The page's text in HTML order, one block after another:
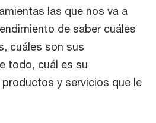
las que nos va a
de saber cuáles
cuáles son sus
todo, cuál es su
y servicios que le